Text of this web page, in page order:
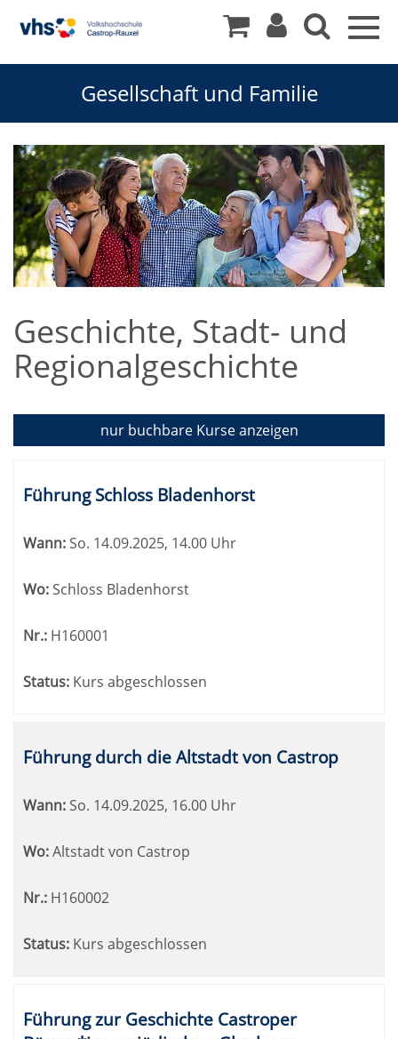
Gesellschaft und Familie
Geschichte, Stadt- und
Regionalgeschichte
nur buchbareKurse anzeigen
Tabellenüberschriften
können
werden.
Führung Schloss Bladenhorst
Wann:So. 14.09.2025, 14.00 Uhr
Wo:Schloss Bladenhorst
Nr.: H160001
Status: Kurs abgeschlossen
Führung durch die Altstadt von Castrop
Wann: So. 14.09.2025, 16.00 Uhr
Wo:Altstadt von Castrop
Nr.: H160002
Status: Kurs abgeschlossen
Führung zur Geschichte Castroper